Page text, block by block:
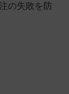
の失敗を防